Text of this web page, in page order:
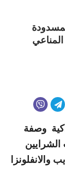
وصفة
الشرايين
والانفلونزا